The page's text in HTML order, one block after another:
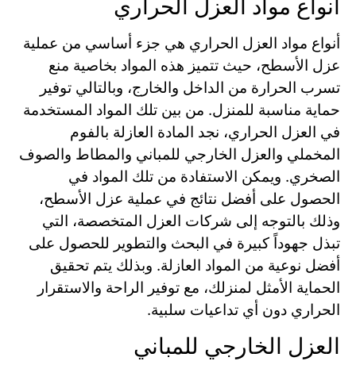
أنواع مواد العزل الحراري
أنواع مواد العزل الحراري هي جزء أساسي من عملية
عزل الأسطح، حيث تتميز هذه المواد بخاصية منع
تسرب الحرارة من الداخل والخارج، وبالتالي توفير
حماية مناسبة للمنزل. من بين تلك المواد المستخدمة
في العزل الحراري، نجد المادة العازلة بالفوم
المخملي والعزل الخارجي للمباني والمطاط والصوف
الصخري. ويمكن الاستفادة من تلك المواد في
الحصول على أفضل نتائج في عملية عزل الأسطح،
وذلك بالتوجه إلى شركات العزل المتخصصة، التي
تبذل جهوداً كبيرة في البحث والتطوير للحصول على
أفضل نوعية من المواد العازلة. وبذلك يتم تحقيق
الحماية الأمثل لمنزلك، مع توفير الراحة والاستقرار
الحراري دون أي تداعيات سلبية.
العزل الخارجي للمباني